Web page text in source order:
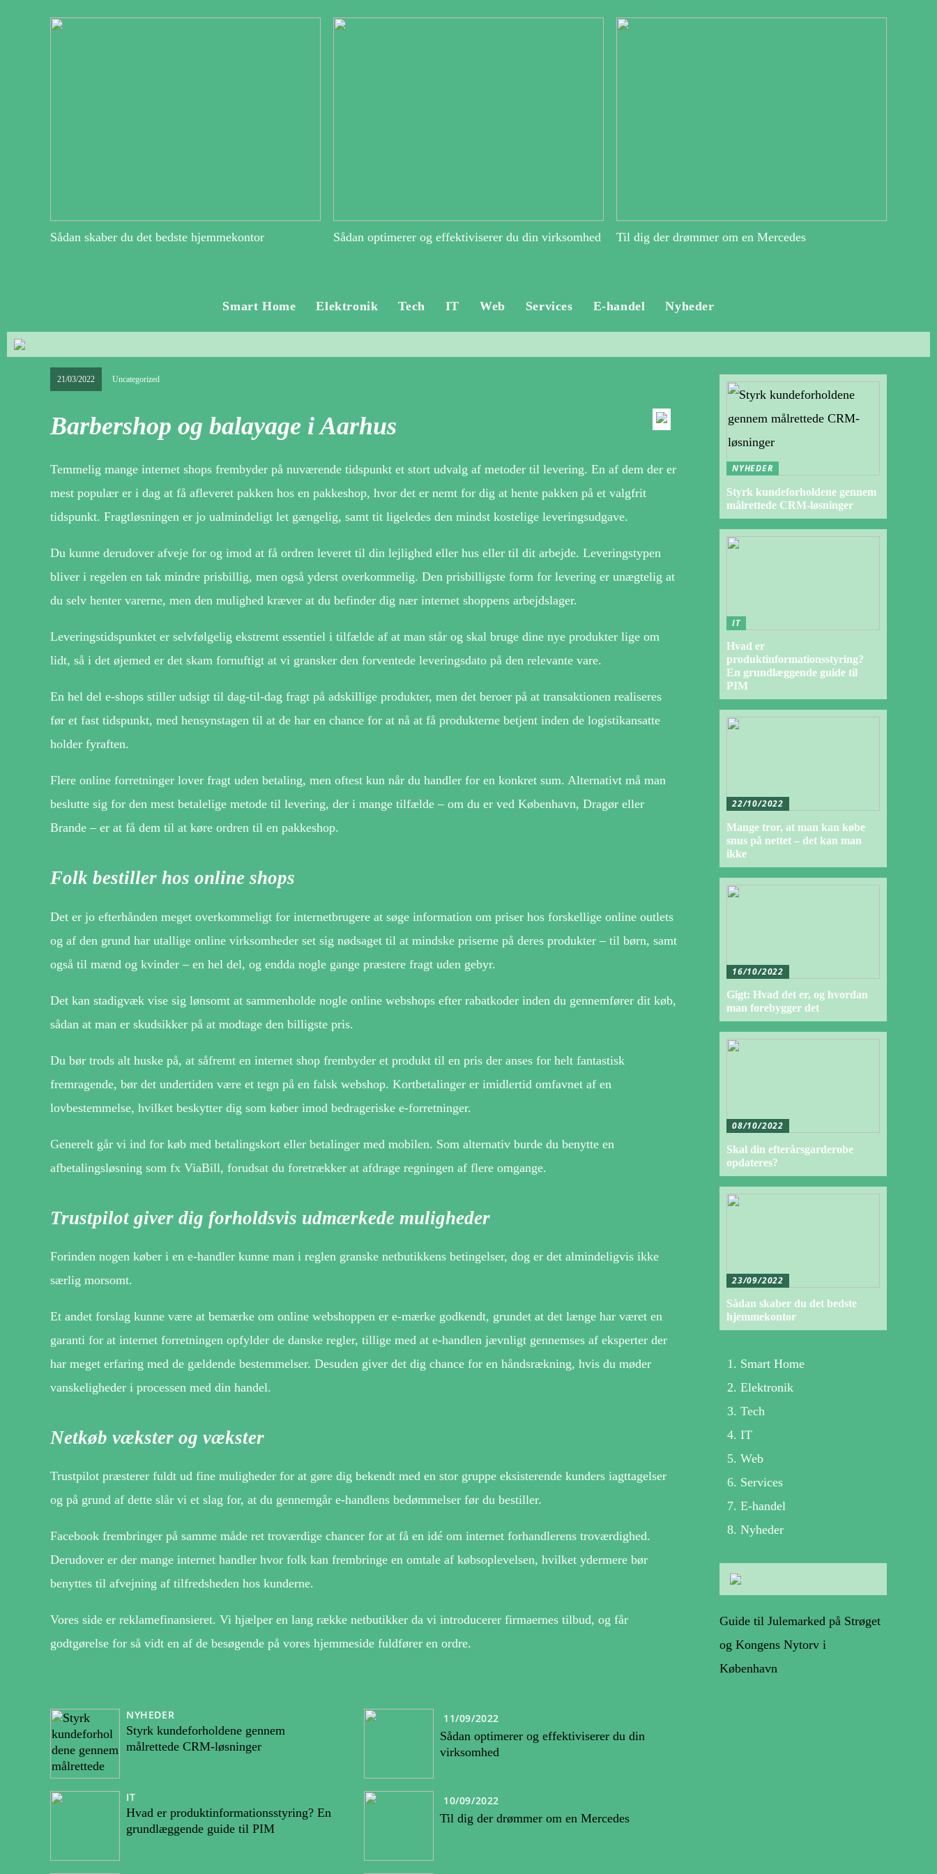
Sådan skaber du det bedste hjemmekontor Sådan optimerer og effektiviserer du din virksomhed Til dig der drømmer om en Mercedes
Smart Home Elektronik Tech IT Web Services E-handel Nyheder
21/03/2022 Uncategorized
Barbershop og balayage i Aarhus
Temmelig mange internet shops frembyder på nuværende tidspunkt et stort udvalg af metoder til levering. En af dem der er
mest populær er i dag at få afleveret pakken hos en pakkeshop, hvor det er nemt for dig at hente pakken på et valgfrit
tidspunkt. Fragtløsningen er jo ualmindeligt let gængelig, samt tit ligeledes den mindst kostelige leveringsudgave.
Du kunne derudover afveje for og imod at få ordren leveret til din lejlighed eller hus eller til dit arbejde. Leveringstypen
bliver i regelen en tak mindre prisbillig, men også yderst overkommelig. Den prisbilligste form for levering er unægtelig at
du selv henter varerne, men den mulighed kræver at du befinder dig nær internet shoppens arbejdslager.
Leveringstidspunktet er selvfølgelig ekstremt essentiel i tilfælde af at man står og skal bruge dine nye produkter lige om
lidt, så i det øjemed er det skam fornuftigt at vi gransker den forventede leveringsdato på den relevante vare.
En hel del e-shops stiller udsigt til dag-til-dag fragt på adskillige produkter, men det beroer på at transaktionen realiseres
før et fast tidspunkt, med hensynstagen til at de har en chance for at nå at få produkterne betjent inden de logistikansatte
holder fyraften.
Flere online forretninger lover fragt uden betaling, men oftest kun når du handler for en konkret sum. Alternativt må man
beslutte sig for den mest betalelige metode til levering, der i mange tilfælde – om du er ved København, Dragør eller
Brande – er at få dem til at køre ordren til en pakkeshop.
Folk bestiller hos online shops
Det er jo efterhånden meget overkommeligt for internetbrugere at søge information om priser hos forskellige online outlets
og af den grund har utallige online virksomheder set sig nødsaget til at mindske priserne på deres produkter – til børn, samt
også til mænd og kvinder – en hel del, og endda nogle gange præstere fragt uden gebyr.
Det kan stadigvæk vise sig lønsomt at sammenholde nogle online webshops efter rabatkoder inden du gennemfører dit køb,
sådan at man er skudsikker på at modtage den billigste pris.
Du bør trods alt huske på, at såfremt en internet shop frembyder et produkt til en pris der anses for helt fantastisk
fremragende, bør det undertiden være et tegn på en falsk webshop. Kortbetalinger er imidlertid omfavnet af en
lovbestemmelse, hvilket beskytter dig som køber imod bedrageriske e-forretninger.
Generelt går vi ind for køb med betalingskort eller betalinger med mobilen. Som alternativ burde du benytte en
afbetalingsløsning som fx ViaBill, forudsat du foretrækker at afdrage regningen af flere omgange.
Trustpilot giver dig forholdsvis udmærkede muligheder
Forinden nogen køber i en e-handler kunne man i reglen granske netbutikkens betingelser, dog er det almindeligvis ikke
særlig morsomt.
Et andet forslag kunne være at bemærke om online webshoppen er e-mærke godkendt, grundet at det længe har været en
garanti for at internet forretningen opfylder de danske regler, tillige med at e-handlen jævnligt gennemses af eksperter der
har meget erfaring med de gældende bestemmelser. Desuden giver det dig chance for en håndsrækning, hvis du møder
vanskeligheder i processen med din handel.
Netkøb vækster og vækster
Trustpilot præsterer fuldt ud fine muligheder for at gøre dig bekendt med en stor gruppe eksisterende kunders iagttagelser
og på grund af dette slår vi et slag for, at du gennemgår e-handlens bedømmelser før du bestiller.
Facebook frembringer på samme måde ret troværdige chancer for at få en idé om internet forhandlerens troværdighed.
Derudover er der mange internet handler hvor folk kan frembringe en omtale af købsoplevelsen, hvilket ydermere bør
benyttes til afvejning af tilfredsheden hos kunderne.
Vores side er reklamefinansieret. Vi hjælper en lang række netbutikker da vi introducerer firmaernes tilbud, og får
godtgørelse for så vidt en af de besøgende på vores hjemmeside fuldfører en ordre.
NYHEDER
Styrk kundeforholdene gennem
målrettede CRM-løsninger
IT
Hvad er produktinformationsstyring? En
grundlæggende guide til PIM
11/09/2022
Sådan optimerer og effektiviserer du din
virksomhed
10/09/2022
Til dig der drømmer om en Mercedes
NYHEDER
Styrk kundeforholdene gennem
målrettede CRM-løsninger
IT
Hvad er
produktinformationsstyring?
En grundlæggende guide til
PIM
22/10/2022
Mange tror, at man kan købe
snus på nettet – det kan man
ikke
16/10/2022
Gigt: Hvad det er, og hvordan
man forebygger det
08/10/2022
Skal din efterårsgarderobe
opdateres?
23/09/2022
Sådan skaber du det bedste
hjemmekontor
Smart Home
Elektronik
Tech
IT
Web
Services
E-handel
Nyheder
Guide til Julemarked på Strøget
og Kongens Nytorv i
København